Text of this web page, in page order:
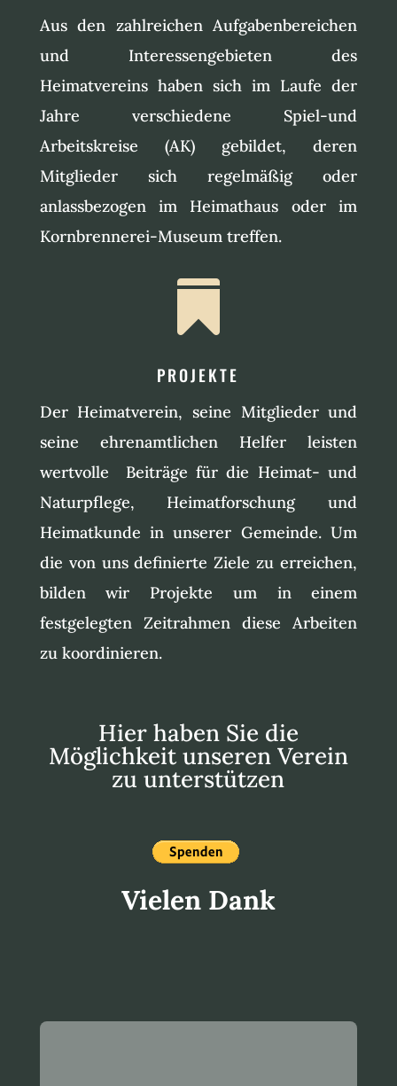
Aus den zahlreichen Aufgabenbereichen
und Interessengebieten des
Heimatvereins haben sich im Laufe der
Jahre verschiedene Spiel-und
Arbeitskreise (AK) gebildet, deren
Mitglieder sich regelmäßig oder
anlassbezogen im Heimathaus oder im
Kornbrennerei-Museum treffen.

PROJEKTE
Der Heimatverein, seine Mitglieder und
seine ehrenamtlichen Helfer leisten
wertvolle Beiträge für die Heimat- und
Naturpflege, Heimatforschung und
Heimatkunde in unserer Gemeinde. Um
die von uns definierte Ziele zu erreichen,
bilden wir Projekte um in einem
festgelegten Zeitrahmen diese Arbeiten
zu koordinieren.
Hier haben Sie die
Möglichkeit unseren Verein
zu unterstützen
Vielen Dank